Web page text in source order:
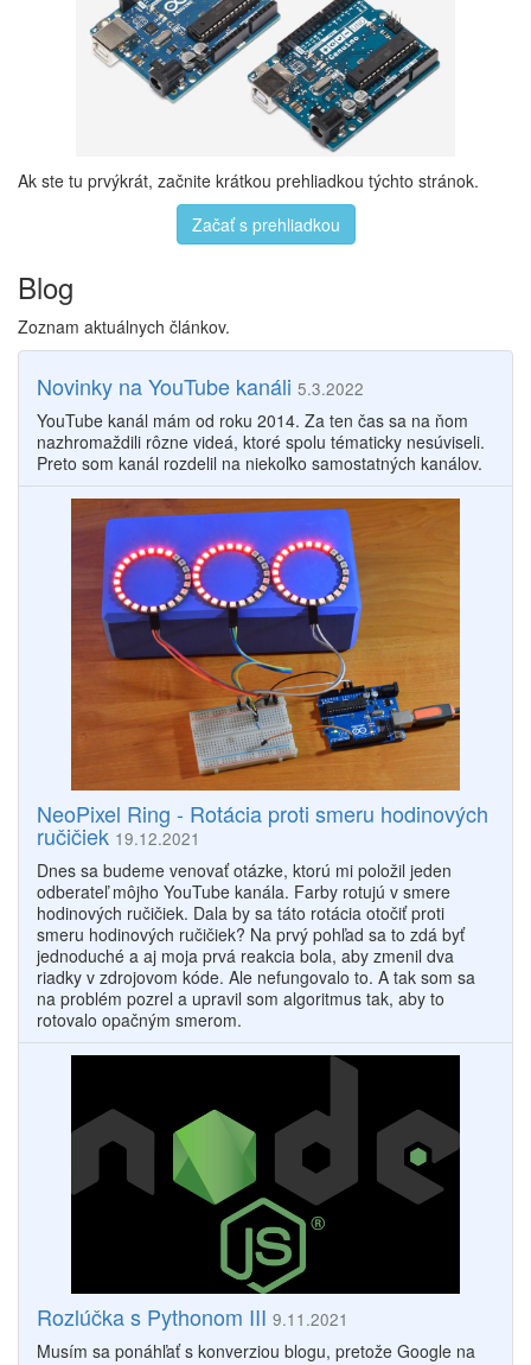
Ak ste tu prvýkrát, začnite krátkou prehliadkou týchto stránok.
Začať s prehliadkou
Blog
Zoznam aktuálnych článkov.
Novinky na YouTube kanáli 5.3.2022
YouTube kanál mám od roku 2014. Za ten čas sa na ňom
nazhromaždili rôzne videá, ktoré spolu tématicky nesúviseli.
Preto som kanál rozdelil na niekoľko samostatných kanálov.
NeoPixel Ring - Rotácia proti smeru hodinových
ručičiek 19.12.2021
Dnes sa budeme venovať otázke, ktorú mi položil jeden
odberateľ môjho YouTube kanála. Farby rotujú v smere
hodinových ručičiek. Dala by sa táto rotácia otočiť proti
smeru hodinových ručičiek? Na prvý pohľad sa to zdá byť
jednoduché a aj moja prvá reakcia bola, aby zmenil dva
riadky v zdrojovom kóde. Ale nefungovalo to. A tak som sa
na problém pozrel a upravil som algoritmus tak, aby to
rotovalo opačným smerom.
Rozlúčka s Pythonom III 9.11.2021
Musím sa ponáhľať s konverziou blogu, pretože Google na